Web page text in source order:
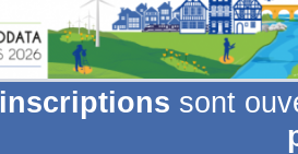
inscriptions sont